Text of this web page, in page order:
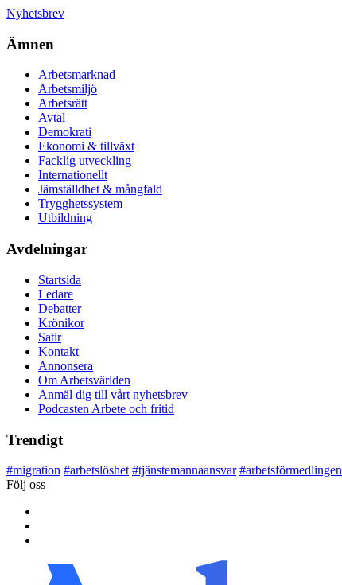
Nyhetsbrev
Ämnen
Arbetsmarknad
Arbetsmiljö
Arbetsrätt
Avtal
Demokrati
Ekonomi & tillväxt
Facklig utveckling
Internationellt
Jämställdhet & mångfald
Trygghetssystem
Utbildning
Avdelningar
Startsida
Ledare
Debatter
Krönikor
Satir
Kontakt
Annonsera
Om Arbetsvärlden
Anmäl dig till vårt nyhetsbrev
Podcasten Arbete och fritid
Trendigt
#migration #arbetslöshet #tjänstemannaansvar #arbetsförmedlingen
Följ oss